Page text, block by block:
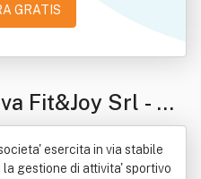
GRATIS
Fit&Joy Srl - So
esercita in via stabile
gestione di attivita' sportivo